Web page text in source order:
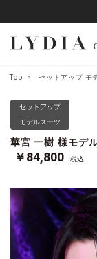
Top セットアップ モ
セットアップ
モデルスーツ
華宮 一樹 様モデ
￥84,800 税込